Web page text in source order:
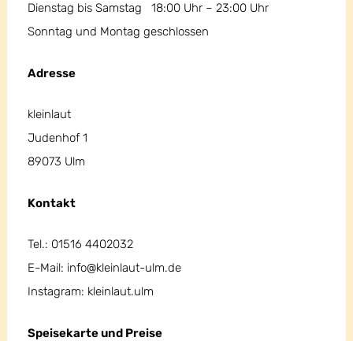
Dienstag bis Samstag 18:00 Uhr – 23:00 Uhr
Sonntag und Montag geschlossen
Adresse
kleinlaut
Judenhof 1
89073 Ulm
Kontakt
Tel.: 01516 4402032
E-Mail: info@kleinlaut-ulm.de
Instagram: kleinlaut.ulm
Speisekarte und Preise